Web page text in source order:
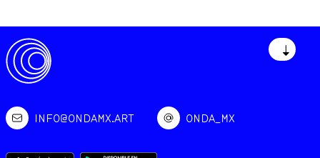
↓
INFO@ONDAMX.ART ONDA_MX